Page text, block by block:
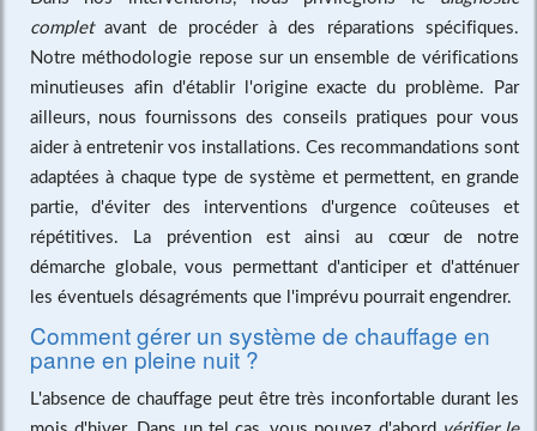
completavant de procéder à des réparations spécifiques.
Notre méthodologie repose sur un ensemble de vérifications
minutieuses afin d'établir l'origine exacte du problème. Par
ailleurs, nous fournissons des conseils pratiques pour vous
aider à entretenir vos installations. Ces recommandations sont
adaptées à chaque type de système et permettent, en grande
partie, d'éviter des interventions d'urgence coûteuses et
répétitives. La prévention est ainsi au cœur de notre
démarche globale, vous permettant d'anticiper et d'atténuer
les éventuels désagréments que l'imprévu pourrait engendrer.
Comment gérer un système de chauffage en
panne en pleine nuit ?
L'absence de chauffage peut être très inconfortable durant les